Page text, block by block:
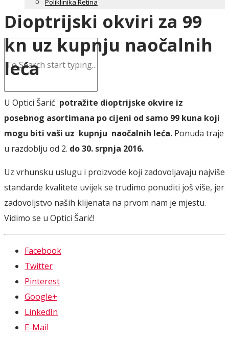
Poliklinika Retina
Dioptrijski okviri za 99
kn uz kupnju naočalnih
leća
U Optici Šarić potražite dioptrijske okvire iz
posebnog asortimana po cijeni od samo 99 kuna koji
mogu biti vaši uz kupnju naočalnih leća. Ponuda traje
u razdoblju od 2. do 30. srpnja 2016.
Uz vrhunsku uslugu i proizvode koji zadovoljavaju najviše
standarde kvalitete uvijek se trudimo ponuditi još više, jer
zadovoljstvo naših klijenata na prvom nam je mjestu.
Vidimo se u Optici Šarić!
Facebook
Twitter
Pinterest
Google+
LinkedIn
E-Mail